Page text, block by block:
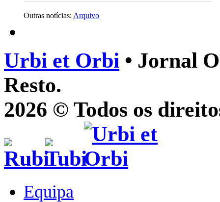
Outras notícias: Arquivo
Urbi et Orbi • Jornal
Resto.
2026 © Todos os
Equipa